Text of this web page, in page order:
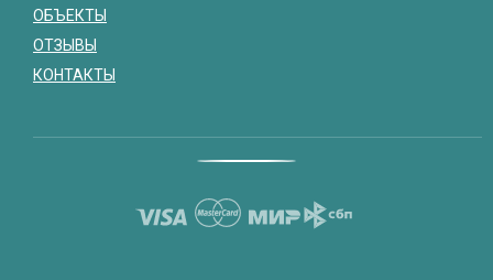
ОБЪЕКТЫ
ОТЗЫВЫ
КОНТАКТЫ